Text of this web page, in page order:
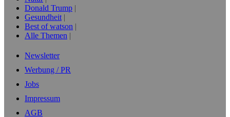
Donald Trump
Gesundheit
Best of watson
Alle Themen
Newsletter
Werbung / PR
Jobs
Impressum
AGB